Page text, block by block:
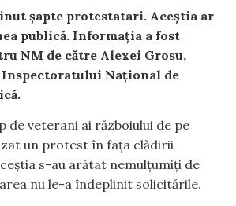
șapte protestatari. Aceștia ar
publică. Informația a fost
NM de către Alexei Grosu,
Național de
de veterani ai războiului de pe
un protest în fața clădirii
s-au arătat nemulțumiți de
nu le-a îndeplinit solicitările.